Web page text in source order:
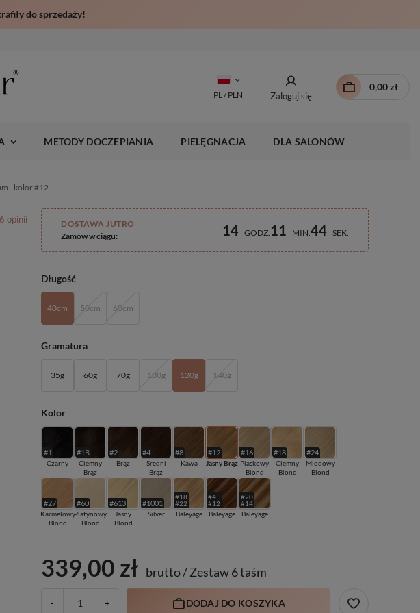
do sprzedaży!
PL / PLN Zaloguj się
0,00 zł
METODY DOCZEPIANIA PIELĘGNACJA DLA SALONÓW
- kolor #12
opinii
DOSTAWA JUTRO
Zamów w ciągu:
14 GODZ 11 MIN 43 SEK
Długość
40cm 50cm 60cm
Gramatura
35g 60g 70g 100g 120g 140g
Kolor
#1
Czarny
#1B
Ciemny
Brąz
#2
Brąz
#4
Średni
Brąz
#8
Kawa
#12
Jasny Brąz
#16
Piaskowy
Blond
#18
Ciemny
Blond
#24
Miodowy
Blond
#27
Karmelowy
Blond
#60
Platynowy
Blond
#613
Jasny
Blond
#1001
Silver
#18
#22
Baleyage
#4
#12
Baleyage
#20
#14
Baleyage
339,00 zł brutto/Zestaw 6 taśm
- + DODAJ DO KOSZYKA